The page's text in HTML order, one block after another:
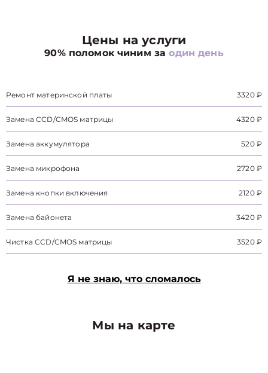
Цены на услуги
90% поломок чиним заодин день
Ремонт материнской платы 3320 ₽
Замена CCD/CMOS матрицы 4320 ₽
Замена аккумулятора 520 ₽
Замена микрофона 2720 ₽
Замена кнопки включения 2120 ₽
Замена байонета 3420 ₽
Чистка CCD/CMOS матрицы 3520 ₽
Я не знаю, что сломалось
Мы на карте